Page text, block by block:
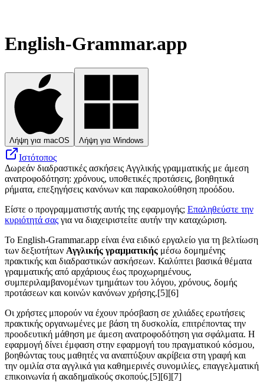
English-Grammar.app
Λήψη για macOS Λήψη για Windows
Ιστότοπος
Δωρεάν διαδραστικές ασκήσεις Αγγλικής γραμματικής με άμεση
ανατροφοδότηση: χρόνους, υποθετικές προτάσεις, βοηθητικά
ρήματα, επεξηγήσεις κανόνων και παρακολούθηση προόδου.
Είστε ο προγραμματιστής αυτής της εφαρμογής; Επαληθεύστε την
κυριότητά σας για να διαχειριστείτε αυτήν την καταχώριση.
Το English-Grammar.app είναι ένα ειδικό εργαλείο για τη βελτίωση
των δεξιοτήτων Αγγλικής γραμματικής μέσω δομημένης
πρακτικής και διαδραστικών ασκήσεων. Καλύπτει βασικά θέματα
γραμματικής από αρχάριους έως προχωρημένους,
συμπεριλαμβανομένων τμημάτων του λόγου, χρόνους, δομής
προτάσεων και κοινών κανόνων χρήσης.[5][6]
Οι χρήστες μπορούν να έχουν πρόσβαση σε χιλιάδες ερωτήσεις
πρακτικής οργανωμένες με βάση τη δυσκολία, επιτρέποντας την
προοδευτική μάθηση με άμεση ανατροφοδότηση για σφάλματα. Η
εφαρμογή δίνει έμφαση στην εφαρμογή του πραγματικού κόσμου,
βοηθώντας τους μαθητές να αναπτύξουν ακρίβεια στη γραφή και
την ομιλία στα αγγλικά για καθημερινές συνομιλίες, επαγγελματική
επικοινωνία ή ακαδημαϊκούς σκοπούς.[5][6][7]